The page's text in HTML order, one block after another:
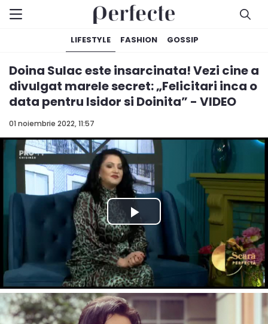
LIFESTYLE FASHION GOSSIP
01 noiembrie 2022, 11:57
Doina Sulac este insarcinata! Vezi cine a
divulgat marele secret: „Felicitari inca o
data pentru Isidor si Doinita” - VIDEO